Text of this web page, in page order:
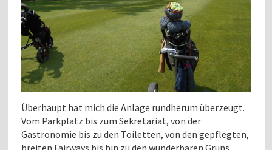
Überhaupt hat mich die Anlage rundherum überzeugt.
Vom Parkplatz bis zum Sekretariat, von der
Gastronomie bis zu den Toiletten, von den gepflegten,
breiten Fairways bis hin zu den wunderbaren Grüns,